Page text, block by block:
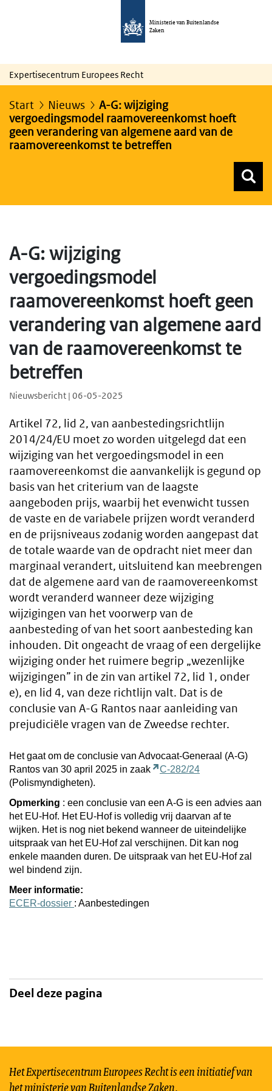
Ministerie van Buitenlandse
Zaken
Expertisecentrum Europees Recht
Start Nieuws
A-G: wijziging
vergoedingsmodel raamovereenkomst hoeft
geen verandering van algemene aard van de
raamovereenkomst te betreffen
A-G: wijziging
vergoedingsmodel
raamovereenkomst hoeft geen
verandering van algemene aard
van de raamovereenkomst te
betreffen
Nieuwsbericht | 06-05-2025
Artikel 72, lid 2, van aanbestedingsrichtlijn
2014/24/EU moet zo worden uitgelegd dat een
wijziging van het vergoedingsmodel in een
raamovereenkomst die aanvankelijk is gegund op
basis van het criterium van de laagste
aangeboden prijs, waarbij het evenwicht tussen
de vaste en de variabele prijzen wordt veranderd
en de prijsniveaus zodanig worden aangepast dat
de totale waarde van de opdracht niet meer dan
marginaal verandert, uitsluitend kan meebrengen
dat de algemene aard van de raamovereenkomst
wordt veranderd wanneer deze wijziging
wijzigingen van het voorwerp van de
aanbesteding of van het soort aanbesteding kan
inhouden. Dit ongeacht de vraag of een dergelijke
wijziging onder het ruimere begrip „wezenlijke
wijzigingen” in de zin van artikel 72, lid 1, onder
e), en lid 4, van deze richtlijn valt. Dat is de
conclusie van A-G Rantos naar aanleiding van
prejudiciële vragen van de Zweedse rechter.
Het gaat om de conclusie van Advocaat-Generaal (A-G)
Rantos van 30 april 2025 in zaak
C-282/24
(Polismyndigheten).
Opmerking : een conclusie van een A-G is een advies aan
het EU-Hof. Het EU-Hof is volledig vrij daarvan af te
wijken. Het is nog niet bekend wanneer de uiteindelijke
uitspraak van het EU-Hof zal verschijnen. Dit kan nog
enkele maanden duren. De uitspraak van het EU-Hof zal
wel bindend zijn.
Meer informatie:
ECER-dossier : Aanbestedingen
Deel deze pagina
Het Expertisecentrum Europees Recht is een initiatief van
het ministerie van Buitenlandse Zaken.